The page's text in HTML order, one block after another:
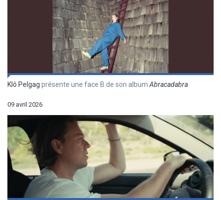
Klô Pelgag présente une face B de son album Abracadabra
09 avril 2026